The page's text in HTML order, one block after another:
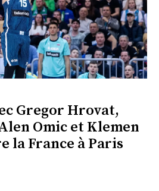
Gregor Hrovat,
Omic et Klemen
la France à Paris